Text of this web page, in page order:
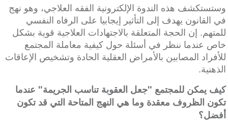
وستستكشف هذه الندوة الإلكترونية الفقه العلاجي، وهو نهج
في القانون يهدف إلى التأثير إيجابيا على الرفاه النفسي
للمتهم. إن الحجة المتعلقة بالاجتهادات العلاجية قوية بشكل
خاص عندما ننظر في أسئلة حول كيفية معاملة المجتمع
للأفراد المصابين بالأمراض العقلية الحادة وتشخيص الإعاقات
الذهنية.
كيف يمكن للمجتمع "جعل العقوبة تناسب الجريمة" عندما
تكون الظروف معقدة وما هي النهج المتاحة التي قد تكون
أفضل؟